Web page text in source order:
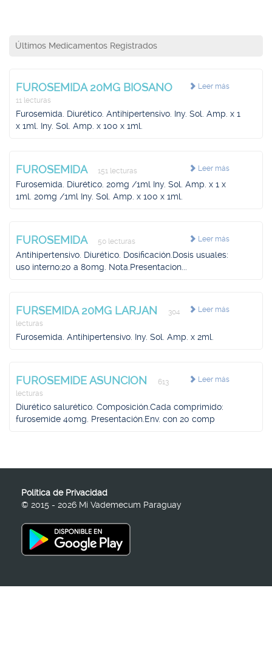
Últimos Medicamentos Registrados
Leer más
FUROSEMIDA 20MG BIOSANO
11 lecturas
Furosemida. Diurético. Antihipertensivo. Iny. Sol. Amp. x 1
x 1ml. Iny. Sol. Amp. x 100 x 1ml.
Leer más
FUROSEMIDA 151 lecturas
Furosemida. Diurético. 20mg /1ml Iny. Sol. Amp. x 1 x
1ml. 20mg /1ml Iny. Sol. Amp. x 100 x 1ml.
Leer más
FUROSEMIDA 50 lecturas
Antihipertensivo. Diurético. Dosificación.Dosis usuales:
uso interno:20 a 80mg. Nota.Presentacion...
Leer más
FURSEMIDA 20MG LARJAN
304
lecturas
Furosemida. Antihipertensivo. Iny. Sol. Amp. x 2ml.
Leer más
FUROSEMIDE ASUNCION
613
lecturas
Diurético salurético. Composición.Cada comprimido:
furosemide 40mg. Presentación.Env. con 20 comp
Política de Privacidad
© 2015 - 2026 Mi Vademecum Paraguay